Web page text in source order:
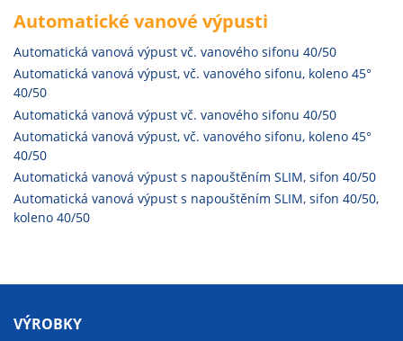
Automatické vanové výpusti
Automatická vanová výpust vč. vanového sifonu 40/50
Automatická vanová výpust, vč. vanového sifonu, koleno 45°
40/50
Automatická vanová výpust vč. vanového sifonu 40/50
Automatická vanová výpust, vč. vanového sifonu, koleno 45°
40/50
Automatická vanová výpust s napouštěním SLIM, sifon 40/50
Automatická vanová výpust s napouštěním SLIM, sifon 40/50,
koleno 40/50
VÝROBKY